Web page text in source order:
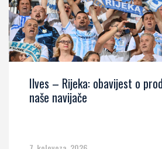
Ilves – Rijeka: obavijest o
naše navijače